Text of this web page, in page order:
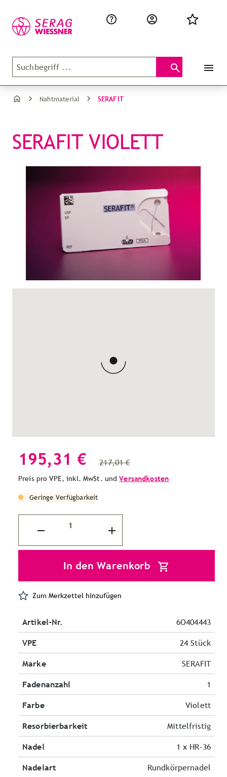
Nahtmaterial SERAFIT
SERAFIT VIOLETT
195,31 € 217,01 €
Preis pro VPE, inkl. MwSt. undVersandkosten
Geringe Verfügbarkeit
In den Warenkorb
Zum Merkzettel hinzufügen
Artikel-Nr. 6O404443
VPE 24 Stück
Marke SERAFIT
Fadenanzahl 1
Farbe Violett
Resorbierbarkeit Mittelfristig
Nadel 1 x HR-36
Nadelart Rundkörpernadel